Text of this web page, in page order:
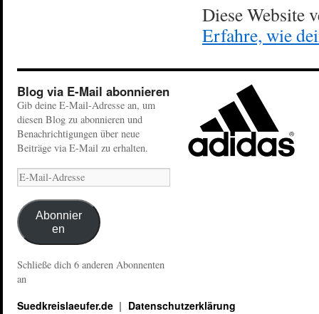
Diese Website
Erfahre, wie
Blog via E-Mail abonnieren
Gib deine E-Mail-Adresse an, um
diesen Blog zu abonnieren und
Benachrichtigungen über neue
Beiträge via E-Mail zu erhalten.
Abonnier
en
Schließe dich 6 anderen Abonnenten
an
Suedkreislaeufer.de Datenschutzerklärung